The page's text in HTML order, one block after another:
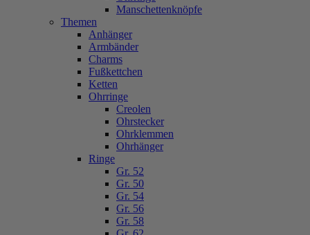
Manschettenknöpfe
Themen
Anhänger
Armbänder
Charms
Fußkettchen
Ketten
Ohrringe
Creolen
Ohrstecker
Ohrklemmen
Ohrhänger
Ringe
Gr. 52
Gr. 50
Gr. 54
Gr. 56
Gr. 58